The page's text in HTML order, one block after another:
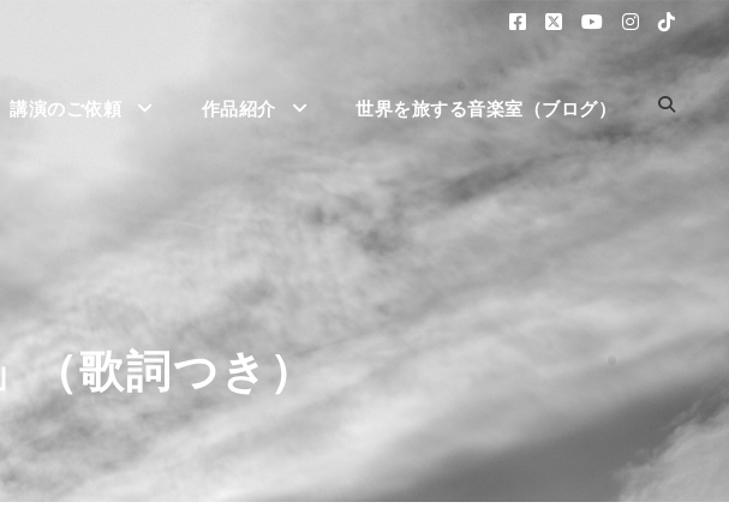
講演のご依頼 作品紹介 世界を旅する音楽室（ブログ）
（歌詞つき）